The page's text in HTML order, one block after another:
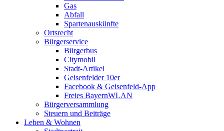
Gas
Abfall
Spartenauskünfte
Ortsrecht
Bürgerservice
Bürgerbus
Citymobil
Stadt-Artikel
Geisenfelder 10er
Facebook & Geisenfeld-App
Freies BayernWLAN
Bürgerversammlung
Steuern und Beiträge
Leben & Wohnen